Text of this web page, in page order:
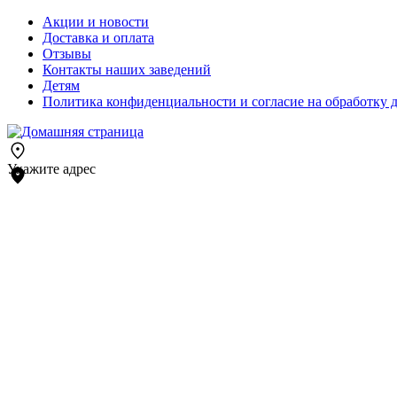
Акции и новости
Доставка и оплата
Отзывы
Контакты наших заведений
Детям
Политика конфиденциальности и согласие на обработку
Укажите адрес